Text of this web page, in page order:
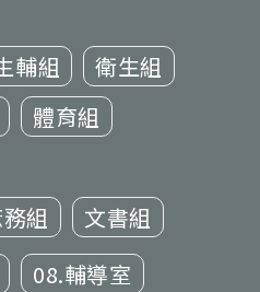
輔組
衛生組
體育組
組
文書組
08.輔導室